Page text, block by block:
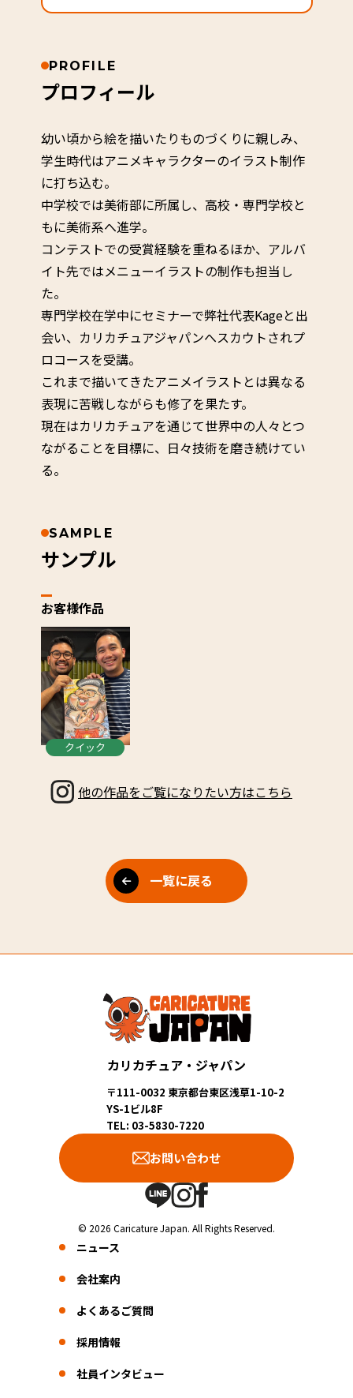
PROFILE
プロフィール
幼い頃から絵を描いたりものづくりに親しみ、
学生時代はアニメキャラクターのイラスト制作
に打ち込む。
中学校では美術部に所属し、高校・専門学校と
もに美術系へ進学。
コンテストでの受賞経験を重ねるほか、アルバ
イト先ではメニューイラストの制作も担当し
た。
専門学校在学中にセミナーで弊社代表Kageと出
会い、カリカチュアジャパンへスカウトされプ
ロコースを受講。
これまで描いてきたアニメイラストとは異なる
表現に苦戦しながらも修了を果たす。
現在はカリカチュアを通じて世界中の人々とつ
ながることを目標に、日々技術を磨き続けてい
る。
SAMPLE
サンプル
お客様作品
クイック
他の作品をご覧になりたい方はこちら
一覧に戻る
カリカチュア・ジャパン
〒111-0032 東京都台東区浅草1-10-2
YS-1ビル8F
TEL: 03-5830-7220
ニュース
会社案内
よくあるご質問
採用情報
社員インタビュー
お問い合わせ
© 2026 Caricature Japan. All Rights Reserved.